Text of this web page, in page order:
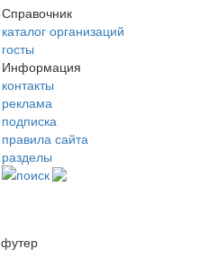
Справочник
каталог организаций
госты
Информация
контакты
реклама
подписка
правила сайта
разделы
поиск
футер